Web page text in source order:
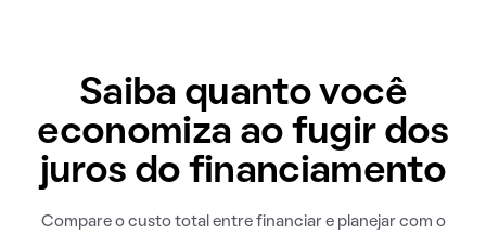
Saiba quanto você
economiza ao fugir dos
juros do financiamento
Compare o custo total entre financiar e planejar com o